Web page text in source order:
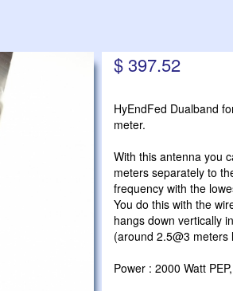
$ 397.52
HyEndFed Dualband
meter.
With this antenna you
meters separately to
frequency with the
You do this with the
hangs down vertically
(around 2.5@3 meters
Power : 2000 Watt